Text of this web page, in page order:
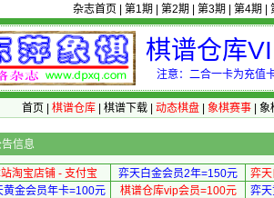
杂志首页 第1期 第2期 第3期 第4期
棋谱仓库
注意：二合一卡为充值
首页 棋谱仓库| 棋谱下载| 动态棋盘| 象棋赛事| 象
告信息
淘宝店铺 - 支付宝 弈天白金会员2年=150元
弈
黄金会员年卡=100元
棋谱仓库vip会员=100元 弈